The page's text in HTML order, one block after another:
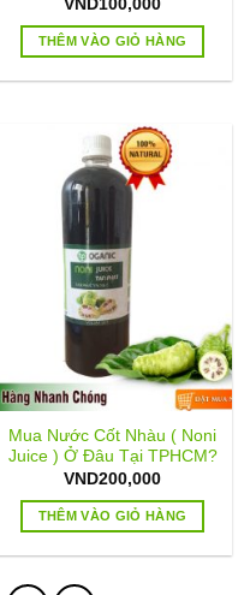
trang
sản
phẩm
VND100,000
THÊM VÀO GIỎ HÀNG
Mua Nước Cốt Nhàu ( Noni
Juice ) Ở Đâu Tại TPHCM?
VND200,000
THÊM VÀO GIỎ HÀNG